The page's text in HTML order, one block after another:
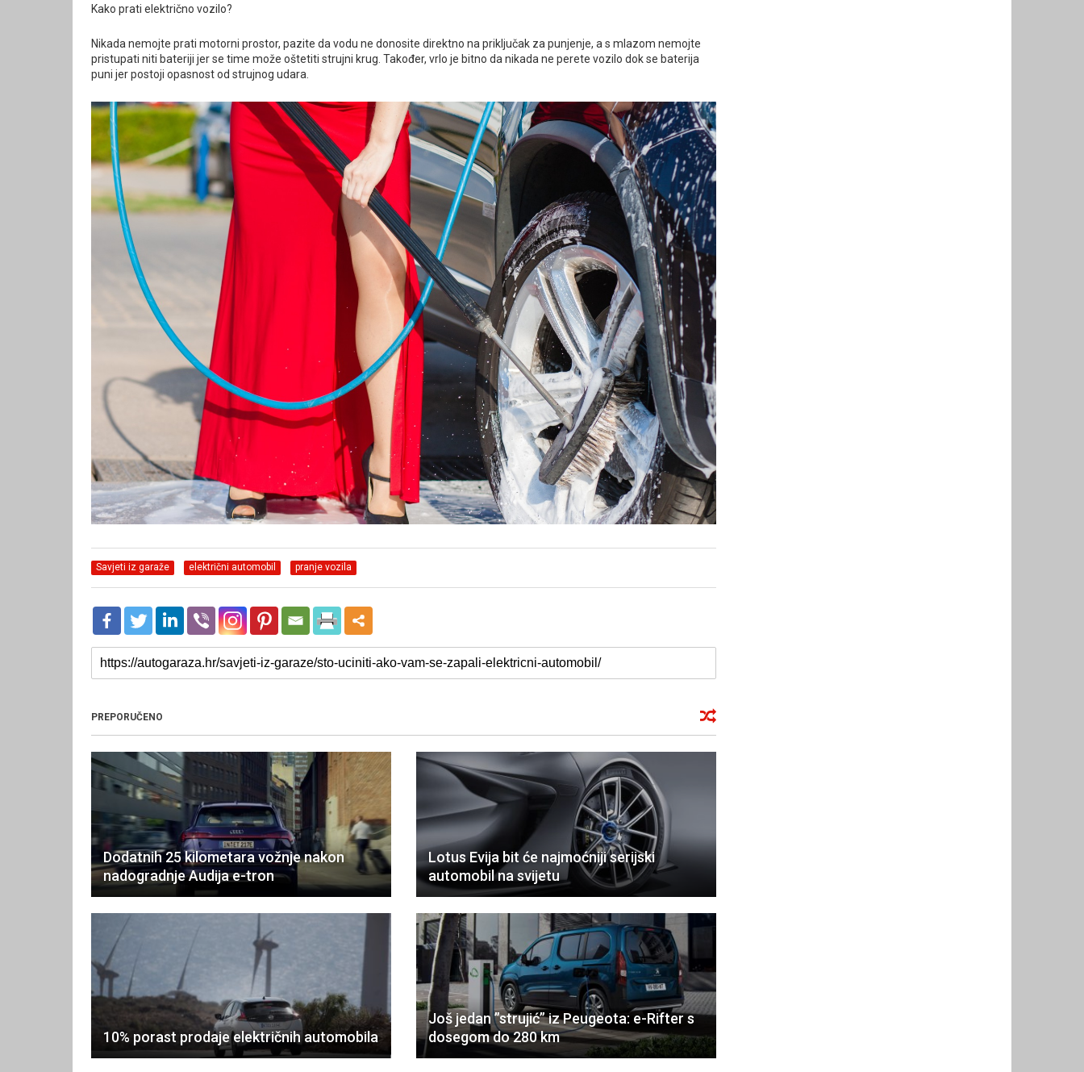
Kako prati električno vozilo?
Nikada nemojte prati motorni prostor, pazite da vodu ne donosite direktno na priključak za punjenje, a s mlazom nemojte
pristupati niti bateriji jer se time može oštetiti strujni krug. Također, vrlo je bitno da nikada ne perete vozilo dok se baterija
puni jer postoji opasnost od strujnog udara.
Savjeti iz garaže električni automobil pranje vozila
PREPORUČENO
Dodatnih 25 kilometara vožnje nakon
nadogradnje Audija e-tron
Lotus Evija bit će najmoćniji serijski
automobil na svijetu
10% porast prodaje električnih automobila
Još jedan ”strujić” iz Peugeota: e-Rifter s
dosegom do 280 km